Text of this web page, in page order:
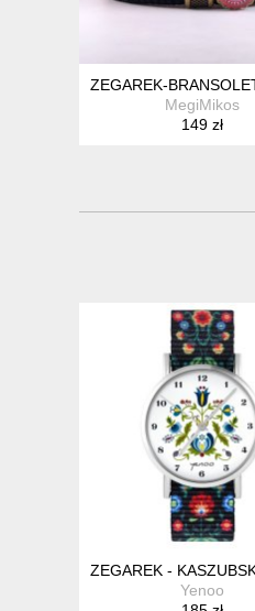
ZEGAREK-
MegiMikos
149 zł
ZEGAREK -
Yenoo